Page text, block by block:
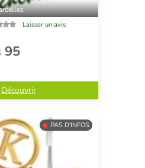
Laisser un avis
95
Découvrir
PAS D'INFOS